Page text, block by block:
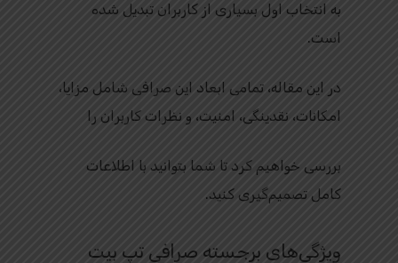
به انتخاب اول بسیاری از کاربران تبدیل شده
است.
در این مقاله، تمامی ابعاد این صرافی شامل مزایا،
امکانات، نقدینگی، امنیت، و نظرات کاربران را
بررسی خواهیم کرد تا شما بتوانید با اطلاعات
کامل تصمیم‌گیری کنید.
ویژگی‌های برجسته صرافی تپ بیت